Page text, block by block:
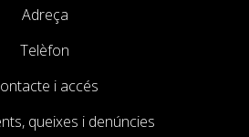
Adreça
Telèfon
i accés
queixes i denúncies